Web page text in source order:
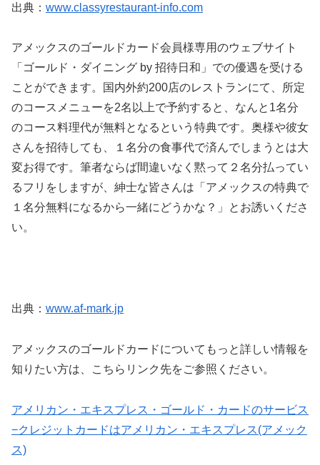
出典： www.classyrestaurant-info.com
アメックスのゴールドカード会員様専用のウェブサイト
「ゴールド・ダイニング by 招待日和」での優遇を受ける
ことができます。国内外約200店のレストランにて、所定
のコースメニューを2名以上で予約すると、なんと1名分
のコース料理代が無料となるという特典です。奥様や彼女
さんを招待しても、１名分の食事代で済んでしまうとは大
変お得です。筆者ならば間違いなく黙って２名分払ってい
るフリをしますが、紳士な皆さんは「アメックスの特典で
１名分無料になるから一緒にどうかな？」とお誘いくださ
い。
出典： www.af-mark.jp
アメックスのゴールドカードについてもっと詳しい情報を
知りたい方は、こちらリンク先をご参照ください。
アメリカン・エキスプレス・ゴールド・カードのサービス
−クレジットカードはアメリカン・エキスプレス(アメック
ス)